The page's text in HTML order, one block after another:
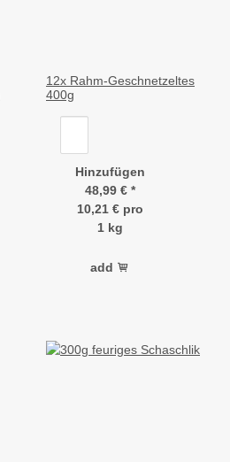
12x Rahm-Geschnetzeltes
400g
Hinzufügen
48,99 € *
10,21 € pro
1 kg
add